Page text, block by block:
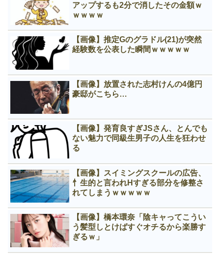
アップするも2分で消したその金額ｗ
ｗｗｗｗ
【画像】推定Gのグラドル(21)が突然
経験数を公表した瞬間ｗｗｗｗｗ
【画像】放置された志村けんの4億円
豪邸がこちら…
【画像】発育良すぎJSさん、とんでも
ない魅力で同級生男子の人生を狂わせ
る
【画像】スイミングスクールの広告、
忄生的と言われНすぎる部分を修整さ
れてしまうｗｗｗｗｗ
【画像】橋本環奈「陰キャってこうい
う髪型しとけばすぐオチるから楽勝す
ぎるｗ」